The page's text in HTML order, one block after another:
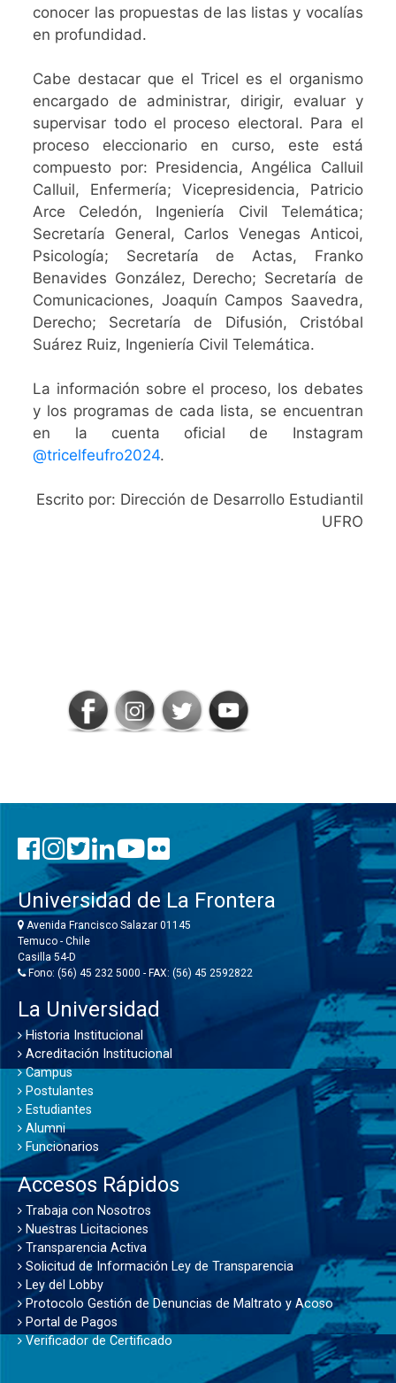
conocer las propuestas de las listas y vocalías
en profundidad.
Cabe destacar que el Tricel es el organismo
encargado de administrar, dirigir, evaluar y
supervisar todo el proceso electoral. Para el
proceso eleccionario en curso, este está
compuesto por: Presidencia, Angélica Calluil
Calluil, Enfermería; Vicepresidencia, Patricio
Arce Celedón, Ingeniería Civil Telemática;
Secretaría General, Carlos Venegas Anticoi,
Psicología; Secretaría de Actas, Franko
Benavides González, Derecho; Secretaría de
Comunicaciones, Joaquín Campos Saavedra,
Derecho; Secretaría de Difusión, Cristóbal
Suárez Ruiz, Ingeniería Civil Telemática.
La información sobre el proceso, los debates
y los programas de cada lista, se encuentran
en la cuenta oficial de Instagram
@tricelfeufro2024.
Escrito por: Dirección de Desarrollo Estudiantil
UFRO
Universidad de La Frontera
Avenida Francisco Salazar 01145
Temuco - Chile
Casilla 54-D
Fono: (56) 45 232 5000 - FAX: (56) 45 2592822
La Universidad
Historia Institucional
Acreditación Institucional
Campus
Postulantes
Estudiantes
Alumni
Funcionarios
Accesos Rápidos
Trabaja con Nosotros
Nuestras Licitaciones
Transparencia Activa
Solicitud de Información Ley de Transparencia
Ley del Lobby
Protocolo Gestión de Denuncias de Maltrato y Acoso
Portal de Pagos
Verificador de Certificado